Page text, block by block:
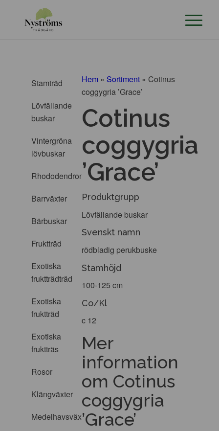
Stamträd
Lövfällande
buskar
Vintergröna
lövbuskar
Rhododendron
Barrväxter
Bärbuskar
Fruktträd
Exotiska
fruktträdträd
Exotiska
fruktträd
Exotiska
fruktträs
Rosor
Klängväxter
Medelhavsväxter
Hem » Sortiment » Cotinus
coggygria ’Grace’
Cotinus
coggygria
’Grace’
Produktgrupp
Lövfällande buskar
Svenskt namn
rödbladig perukbuske
Stamhöjd
100-125 cm
Co/Kl
c 12
Mer
information
om Cotinus
coggygria
’Grace’